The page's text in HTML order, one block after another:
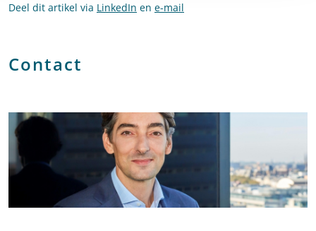
Deel dit artikel via LinkedIn en e-mail
Contact